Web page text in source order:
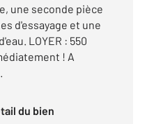
une seconde pièce
d'essayage et une
LOYER : 550
! A
du bien